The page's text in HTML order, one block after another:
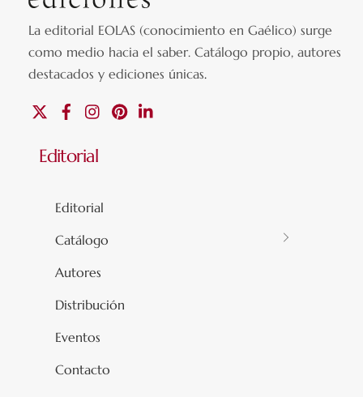
La editorial EOLAS (conocimiento en Gaélico) surge
como medio hacia el saber.Catálogo propio, autores
destacados y ediciones únicas.
FacebookInstagramPinterest
Editorial
Editorial
Catálogo
Autores
Distribución
Eventos
Contacto